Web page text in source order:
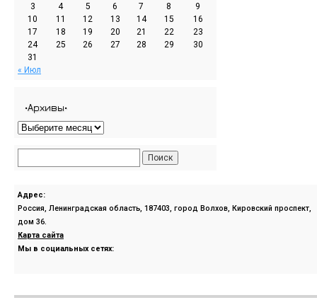
3
4 5 6 7 8
9
10
11 12 13 14 15
16
17
18 19 20 21 22
23
24
25 26 27 28 29
30
31
« Июл
•Архивы•
Адрес:
Россия, Ленинградская область, 187403, город Волхов, Кировский проспект,
дом 36.
Карта сайта
Мы в социальных сетях: